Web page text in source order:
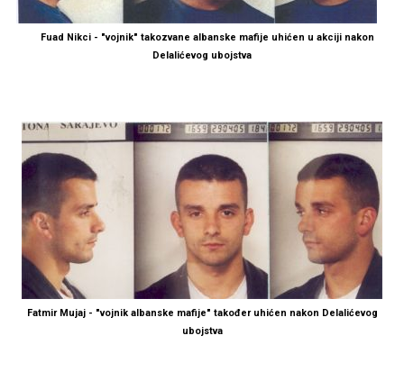
Fuad Nikci - "vojnik" takozvane albanske mafije uhićen u akciji nakon
Delalićevog ubojstva
Fatmir Mujaj - "vojnik albanske mafije" također uhićen nakon Delalićevog
ubojstva